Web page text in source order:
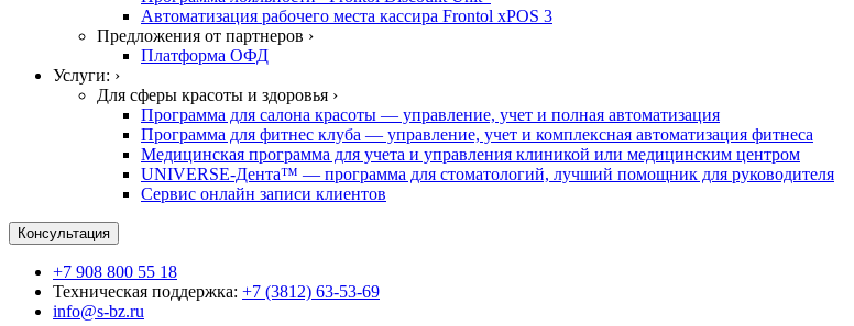
Автоматизация рабочего места кассира Frontol xPOS 3
Предложения от партнеров ›
Платформа ОФД
Услуги: ›
Для сферы красоты и здоровья ›
Программа для салона красоты — управление, учет и полная автоматизация
Программа для фитнес клуба — управление, учет и комплексная автоматизация фитнеса
Медицинская программа для учета и управления клиникой или медицинским центром
UNIVERSE-Дента™ — программа для стоматологий, лучший помощник для руководителя
Сервис онлайн записи клиентов
Консультация
+7 908 800 55 18
Техническая поддержка: +7 (3812) 63-53-69
info@s-bz.ru